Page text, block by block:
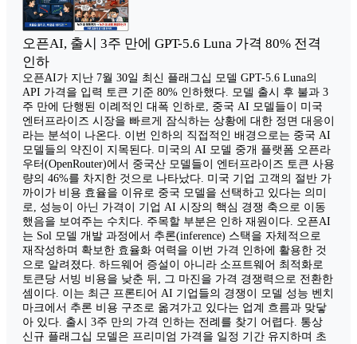
오픈AI, 출시 3주 만에 GPT-5.6 Luna 가격 80% 전격
인하
오픈AI가 지난 7월 30일 최신 플래그십 모델 GPT-5.6 Luna의
API 가격을 입력 토큰 기준 80% 인하했다. 모델 출시 후 불과 3
주 만에 단행된 이례적인 대폭 인하로, 중국 AI 모델들이 미국
엔터프라이즈 시장을 빠르게 잠식하는 상황에 대한 정면 대응이
라는 분석이 나온다. 이번 인하의 직접적인 배경으로는 중국 AI
모델들의 약진이 지목된다. 미국의 AI 모델 중개 플랫폼 오픈라
우터(OpenRouter)에서 중국산 모델들이 엔터프라이즈 토큰 사용
량의 46%를 차지한 것으로 나타났다. 미국 기업 고객의 절반 가
까이가 비용 효율을 이유로 중국 모델을 선택하고 있다는 의미
로, 성능이 아닌 가격이 기업 AI 시장의 핵심 경쟁 축으로 이동
했음을 보여주는 수치다. 주목할 부분은 인하 재원이다. 오픈AI
는 Sol 모델 개발 과정에서 추론(inference) 스택을 자체적으로
재작성하며 확보한 효율화 여력을 이번 가격 인하에 활용한 것
으로 알려졌다. 하드웨어 증설이 아니라 소프트웨어 최적화로
토큰당 서빙 비용을 낮춘 뒤, 그 마진을 가격 경쟁력으로 전환한
셈이다. 이는 최근 프론티어 AI 기업들의 경쟁이 모델 성능 벤치
마크에서 추론 비용 구조로 옮겨가고 있다는 업계 흐름과 맞닿
아 있다. 출시 3주 만의 가격 인하는 전례를 찾기 어렵다. 통상
신규 플래그십 모델은 프리미엄 가격을 일정 기간 유지하며 초